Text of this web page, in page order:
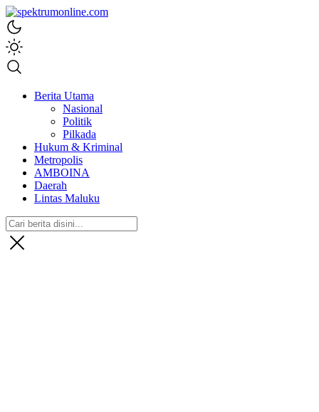
spektrumonline.com
Berita Utama
Nasional
Politik
Pilkada
Hukum & Kriminal
Metropolis
AMBOINA
Daerah
Lintas Maluku